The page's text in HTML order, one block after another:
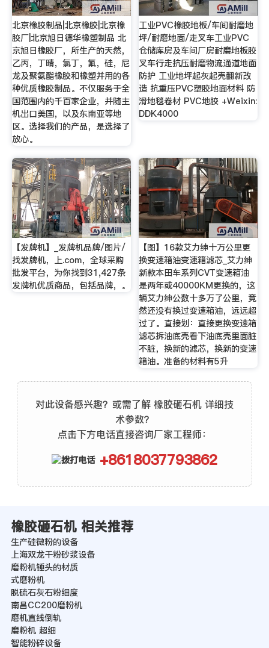
北京橡胶制品|北京橡胶|北京橡
胶厂|北京旭日德华橡塑制品 北
京旭日橡胶厂，所生产的天然，
乙丙，丁晴，氯丁，氟，硅，尼
龙及聚氨酯橡胶和橡塑并用的各
种优质橡胶制品。不仅服务于全
国范围内的千百家企业，并随主
机出口美国，以及东南亚等地
区。选择我们的产品，是选择了
放心。
工业PVC橡胶地板/车间耐磨地
坪/耐磨地面/走叉车工业PVC
仓储库房及车间厂房耐磨地板胶
叉车行走抗压耐磨物流通道地面
防护 工业地坪起灰起壳翻新改
造 抗重压PVC塑胶地面材料 防
滑地毯卷材 PVC地胶 +Weixin:
DDK4000
【发牌机】_发牌机品牌/图片/
找发牌机，上.com，全球采购
批发平台，为你找到31,427条
发牌机优质商品，包括品牌，。
【图】16款艾力绅十万公里更
换变速箱油变速箱滤芯_艾力绅
新款本田车系列CVT变速箱油
是两年或40000KM更换的，这
辆艾力绅公数十多万了公里，竟
然还没有换过变速箱油，远远超
过了。直接划：直接更换变速箱
滤芯拆油底壳看下油底壳里面脏
不脏，换新的滤芯，换新的变速
箱油。准备的材料有5升
对此设备感兴趣？或需了解 橡胶砸石机 详细技
术参数？
点击下方电话直接咨询厂家工程师：
+8618037793862
橡胶砸石机 相关推荐
生产硅微粉的设备
上海双龙干粉砂浆设备
磨粉机锤头的材质
式磨粉机
脱硫石灰石粉细度
南昌CC200磨粉机
磨机直线倒轨
磨粉机 超细
智能粉碎设备